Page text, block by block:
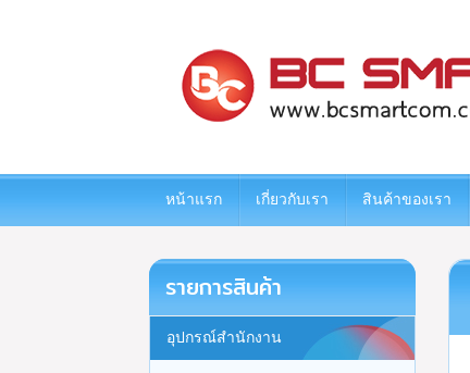
หน้าแรก เกี่ยวกับเรา สินค้าของเรา
รายการสินค้า
อุปกรณ์สำนักงาน